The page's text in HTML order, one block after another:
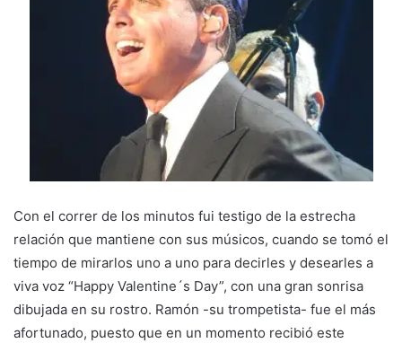
Con el correr de los minutos fui testigo de la estrecha
relación que mantiene con sus músicos, cuando se tomó el
tiempo de mirarlos uno a uno para decirles y desearles a
viva voz “Happy Valentine´s Day”, con una gran sonrisa
dibujada en su rostro. Ramón -su trompetista- fue el más
afortunado, puesto que en un momento recibió este